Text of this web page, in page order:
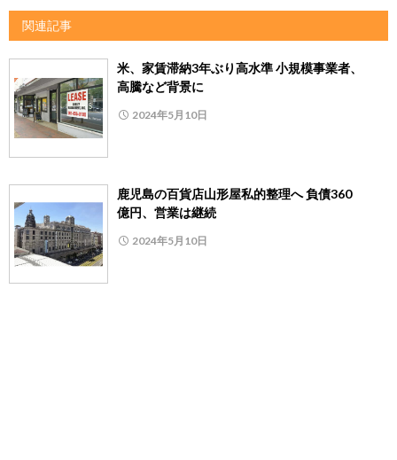
関連記事
米、家賃滞納3年ぶり高水準 小規模事業者、
高騰など背景に
2024年5月10日
鹿児島の百貨店山形屋私的整理へ 負債360
億円、営業は継続
2024年5月10日